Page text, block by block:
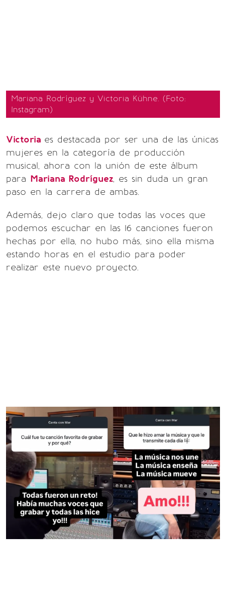
Mariana Rodríguez y Victoria Kühne. (Foto:
Instagram)
Victoria es destacada por ser una de las únicas
mujeres en la categoría de producción
musical, ahora con la unión de este álbum
para Mariana Rodríguez, es sin duda un gran
paso en la carrera de ambas.
Además, dejo claro que todas las voces que
podemos escuchar en las 16 canciones fueron
hechas por ella, no hubo más, sino ella misma
estando horas en el estudio para poder
realizar este nuevo proyecto.